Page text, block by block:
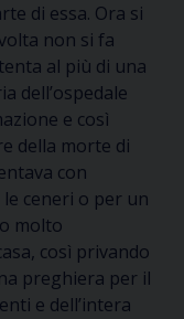
di essa. Ora si
non si fa
al più di una
dell’ospedale
e così
della morte di
con
ceneri o per un
molto
così privando
preghiera per il
e dell’intera